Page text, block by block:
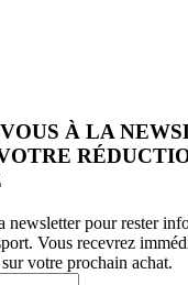
À LA
newsletter pour rester
Vous recevrez
votre prochain achat.